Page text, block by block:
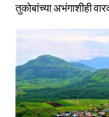
तुकोबांच्या अभंगाशीही